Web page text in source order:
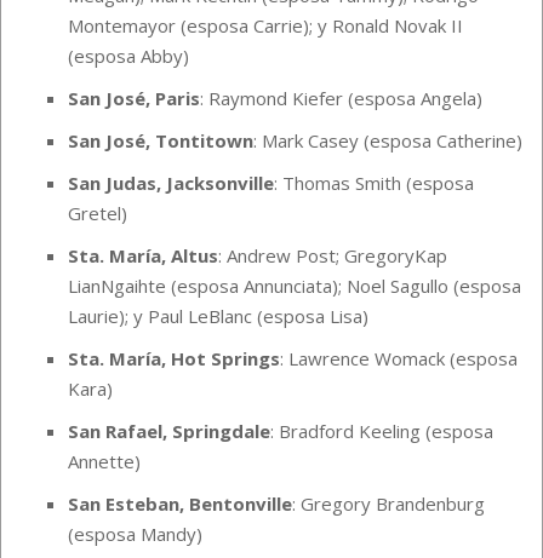
Montemayor (esposa Carrie); y Ronald Novak II
(esposa Abby)
San José, Paris: Raymond Kiefer (esposa Angela)
San José, Tontitown: Mark Casey (esposa Catherine)
San Judas, Jacksonville: Thomas Smith (esposa
Gretel)
Sta. María, Altus: Andrew Post; GregoryKap
LianNgaihte (esposa Annunciata); Noel Sagullo (esposa
Laurie); y Paul LeBlanc (esposa Lisa)
Sta. María, Hot Springs: Lawrence Womack (esposa
Kara)
San Rafael, Springdale: Bradford Keeling (esposa
Annette)
San Esteban, Bentonville: Gregory Brandenburg
(esposa Mandy)